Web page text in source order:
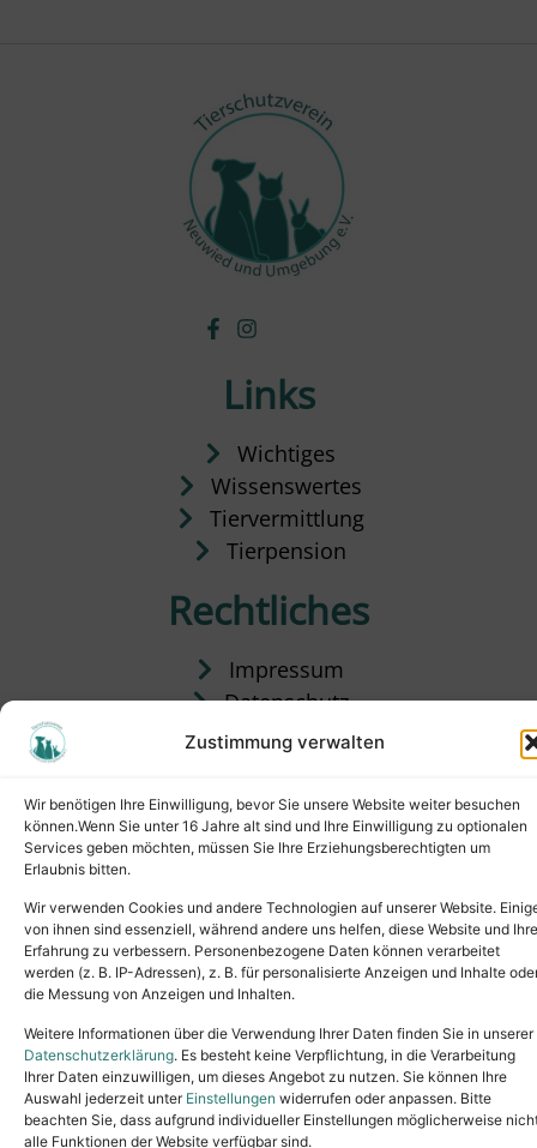
Zustimmung verwalten
Wir benötigen Ihre Einwilligung, bevor Sie unsere Website weiter besuchen
können.Wenn Sie unter 16 Jahre alt sind und Ihre Einwilligung zu optionalen
Services geben möchten, müssen Sie Ihre Erziehungsberechtigten um
Erlaubnis bitten.
Wir verwenden Cookies und andere Technologien auf unserer Website.
von ihnen sind essenziell, während andere uns helfen, diese Website und Ihre
Erfahrung zu verbessern. Personenbezogene Daten können verarbeitet
werden (z. B. IP-Adressen), z. B. für personalisierte Anzeigen und Inhalte
die Messung von Anzeigen und Inhalten.
Weitere Informationen über die Verwendung Ihrer Daten finden Sie in unserer
Datenschutzerklärung. Es besteht keine Verpflichtung, in die Verarbeitung
Ihrer Daten einzuwilligen, um dieses Angebot zu nutzen. Sie können Ihre
Auswahl jederzeit unter Einstellungen widerrufen oder anpassen. Bitte
beachten Sie, dass aufgrund individueller Einstellungen möglicherweise
alle Funktionen der Website verfügbar sind.
Links
Wichtiges
Wissenswertes
Tiervermittlung
Tierpension
Rechtliches
Impressum
Datenschutz
Satzung
Copyright © 2024. All rights reserved.
Tel.: (02631) 55356buero@tierheim-neuwied.de
Ludwigshof 1, 56567 Neuwied